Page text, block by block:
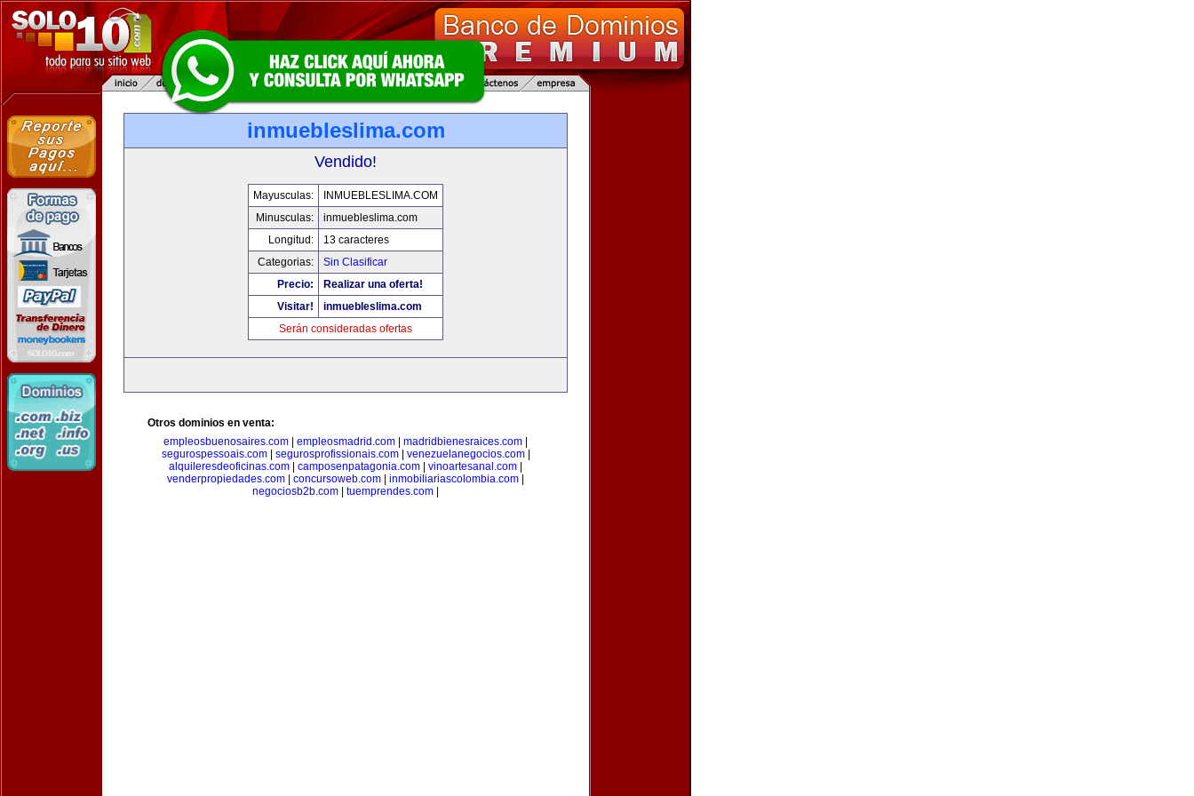
inmuebleslima.com
Vendido!
Mayusculas:
INMUEBLESLIMA.COM
Minusculas:
inmuebleslima.com
Longitud:
13 caracteres
Categorias:
Sin Clasificar
Precio:
Realizar una oferta!
Visitar!
inmuebleslima.com
Serán consideradas ofertas
Otros dominios en venta:
empleosbuenosaires.com
empleosmadrid.com madridbienesraices.com
segurospessoais.com| segurosprofissionais.com| venezuelanegocios.com|
alquileresdeoficinas.com
camposenpatagonia.com vinoartesanal.com
venderpropiedades.com
concursoweb.com inmobiliariascolombia.com
negociosb2b.com
tuemprendes.com